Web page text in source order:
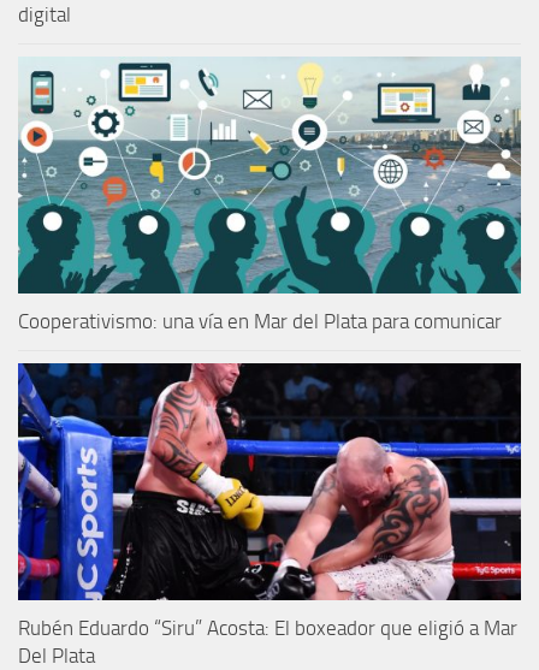
digital
Cooperativismo: una vía en Mar del Plata para comunicar
Rubén Eduardo “Siru” Acosta: El boxeador que eligió a Mar
Del Plata